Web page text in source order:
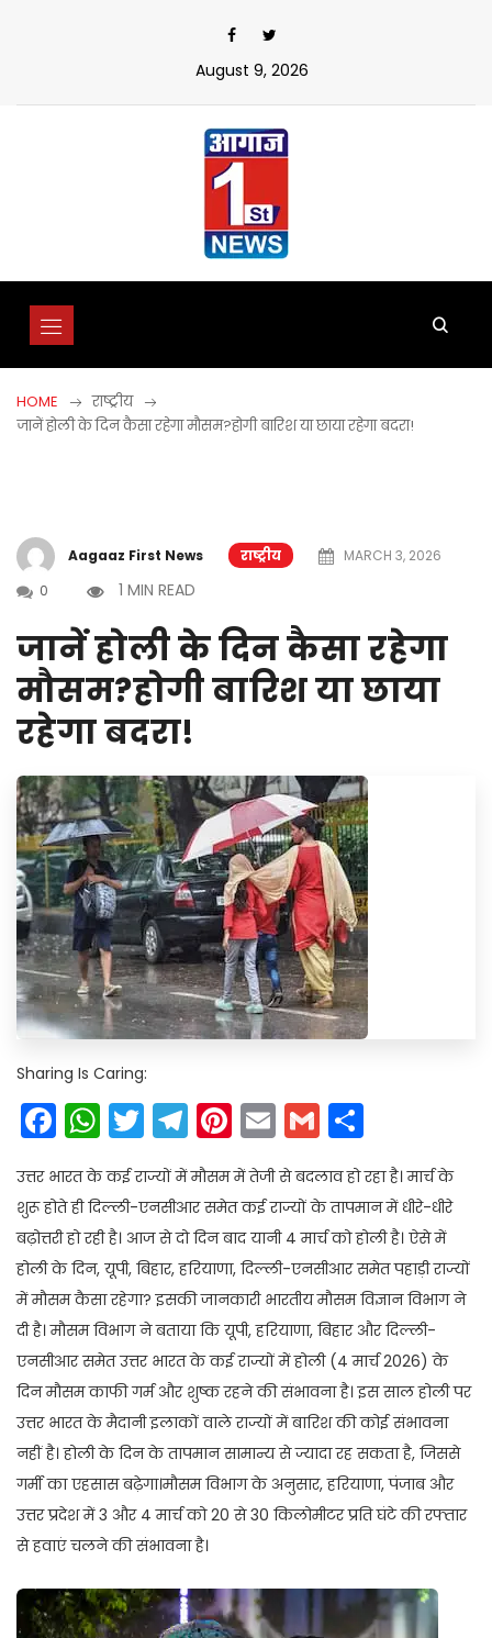
August 9, 2026
HOME
राष्ट्रीय
जानें होली के दिन कैसा रहेगा मौसम?होगी बारिश या छाया रहेगा बदरा!
Aagaaz First News राष्ट्रीय
MARCH 3, 2026
0
1 MIN READ
जानें होली के दिन कैसा रहेगा
मौसम?होगी बारिश या छाया
रहेगा बदरा!
Sharing Is Caring:
Facebook
WhatsApp
Twitter
Telegram
Pinterest
EmailGmail
उत्तर भारत के कई राज्यों में मौसम में तेजी से बदलाव हो रहा है। मार्च के
शुरू होते ही दिल्ली-एनसीआर समेत कई राज्यों के तापमान में धीरे-धीरे
बढ़ोत्तरी हो रही है। आज से दो दिन बाद यानी 4 मार्च को होली है। ऐसे में
होली के दिन, यूपी, बिहार, हरियाणा, दिल्ली-एनसीआर समेत पहाड़ी राज्यों
में मौसम कैसा रहेगा? इसकी जानकारी भारतीय मौसम विज्ञान विभाग ने
दी है। मौसम विभाग ने बताया कि यूपी, हरियाणा, बिहार और दिल्ली-
एनसीआर समेत उत्तर भारत के कई राज्यों में होली (4 मार्च 2026) के
दिन मौसम काफी गर्म और शुष्क रहने की संभावना है। इस साल होली पर
उत्तर भारत के मैदानी इलाकों वाले राज्यों में बारिश की कोई संभावना
नहीं है। होली के दिन के तापमान सामान्य से ज्यादा रह सकता है, जिससे
गर्मी का एहसास बढ़ेगा।मौसम विभाग के अनुसार, हरियाणा, पंजाब और
उत्तर प्रदेश में 3 और 4 मार्च को 20 से 30 किलोमीटर प्रति घंटे की रफ्तार
से हवाएं चलने की संभावना है।